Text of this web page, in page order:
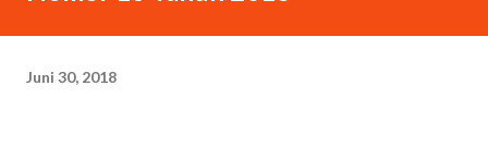
Juni 30, 2018